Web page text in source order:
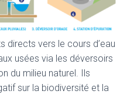
directs vers le cours d’eau
usées via les déversoirs
du milieu naturel. Ils
sur la biodiversité et la